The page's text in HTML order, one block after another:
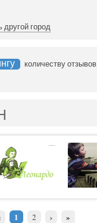
другой город
количеству отзывов
1 2 › »